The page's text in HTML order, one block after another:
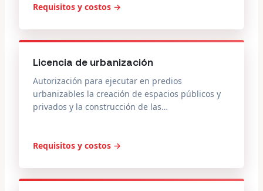
Requisitos y costos →
Licencia de urbanización
Autorización para ejecutar en predios
urbanizables la creación de espacios públicos y
privados y la construcción de las…
Requisitos y costos →